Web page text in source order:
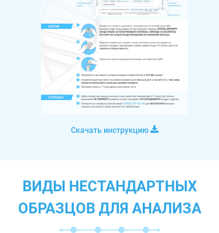
Скачать инструкцию
ВИДЫ НЕСТАНДАРТНЫХ
ОБРАЗЦОВ ДЛЯ АНАЛИЗА